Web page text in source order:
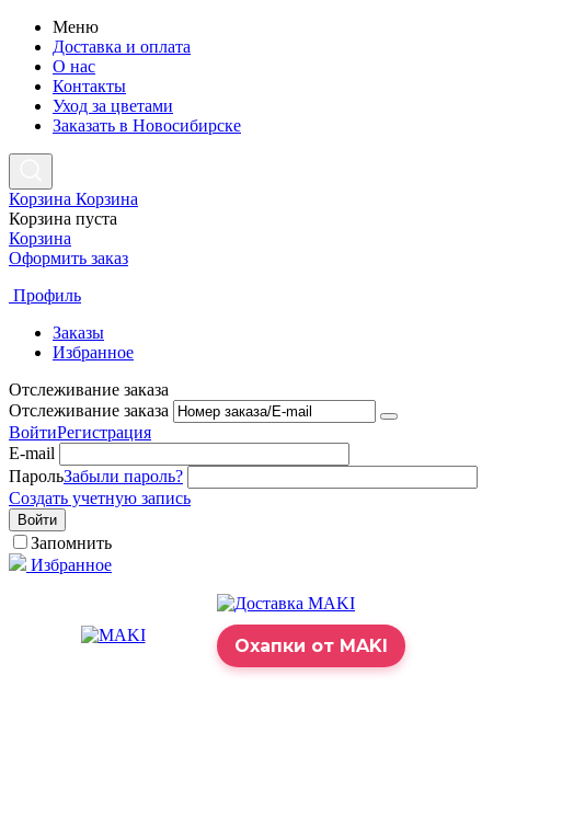
Меню
Доставка и оплата
О нас
Контакты
Уход за цветами
Заказать в Новосибирске
Корзина Корзина
Корзина пуста
Корзина
Оформить заказ
Профиль
Заказы
Избранное
Отслеживание заказа
Отслеживание заказа
ВойтиРегистрация
E-mail
ПарольЗабыли пароль?
Создать учетную запись
Войти
Запомнить
Избранное
Охапки от MAKI